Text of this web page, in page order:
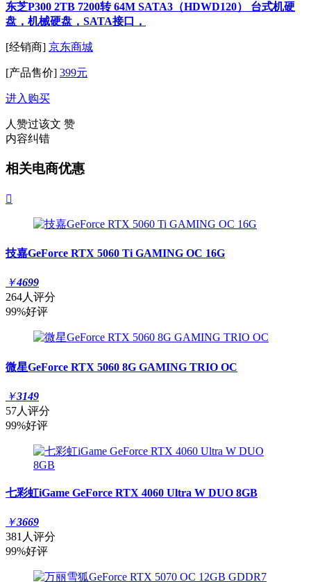
东芝P300 2TB 7200转 64M SATA3（HDWD120） 台式机硬
盘，机械硬盘，SATA接口，
[经销商] 京东商城
[产品售价] 399元
进入购买
人赞过该文 赞
内容纠错
相关电商优惠

技嘉GeForce RTX 5060 Ti GAMING OC 16G
￥4699
264人评分
99%好评
微星GeForce RTX 5060 8G GAMING TRIO OC
￥3149
57人评分
99%好评
七彩虹iGame GeForce RTX 4060 Ultra W DUO 8GB
￥3669
381人评分
99%好评